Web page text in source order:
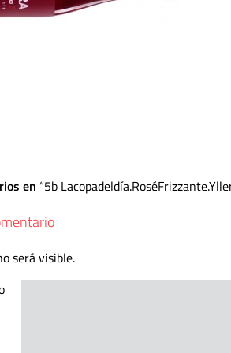
en 5b
será visible.